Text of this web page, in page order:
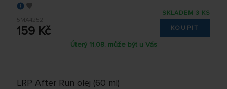
5MA4252
159 Kč
SKLADEM 3 KS
KOUPIT
Úterý 11.08. může být u Vás
LRP After Run olej (60 ml)